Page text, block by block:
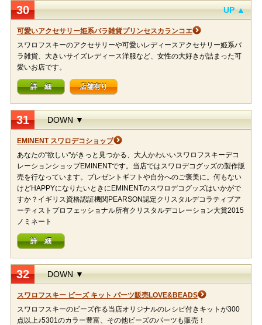
30 UP ▲
可愛いアクセサリー姫系バラ雑貨プリンセスカランコエ
スワロフスキーのアクセサリーや可愛いレディースアクセサリー姫系バ
ラ雑貨、大きいサイズレディース洋服など、女性の大好きが詰まった可
愛いお店です。
詳 細 店舗有り
31 DOWN ▼
EMINENT スワロデコショップ
あなたの''欲しい''がきっと見つかる、大人かわいいスワロフスキーデコ
レーションショップEMINENTです。当店ではスワロデコグッズの製作販
売を行なっています。プレゼントギフトや自分へのご褒美に。何もない
けどHAPPYになりたいときにEMINENTのスワロデコグッズはいかがで
すか？イギリス資格認証機関PEARSON認定クリスタルデコラティブア
ーティストプロフェッショナル所有クリスタルデコレーション大賞2015
ノミネート
詳 細
32 DOWN ▼
スワロフスキー ビーズ キット パーツ販売LOVE&BEADS
スワロフスキーのビーズ作る当店オリジナルのレシピ付きキットが300
点以上♪5301のカラー豊富、その他ビーズのパーツも販売！